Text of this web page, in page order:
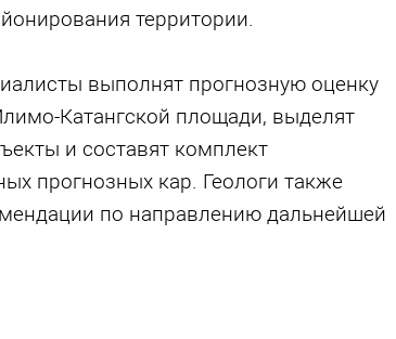
территории.
выполнят прогнозную оценку
Катангской площади, выделят
и составят комплект
прогнозных кар. Геологи также
по направлению дальнейшей